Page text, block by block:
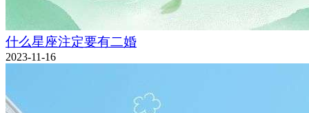
什么星座注定要有二婚
2023-11-16